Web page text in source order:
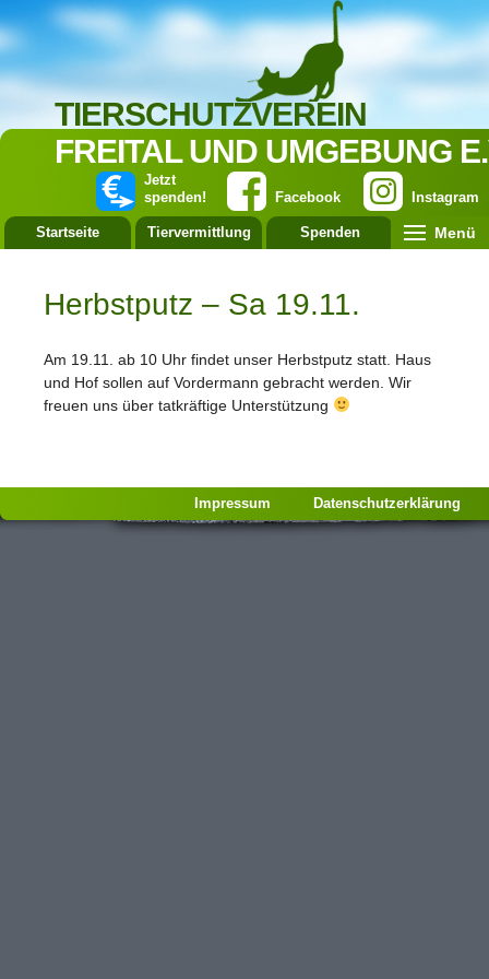
TIERSCHUTZVEREIN
FREITAL UND UMGEBUNG
Instagram
Facebook
Jetzt
spenden!
Startseite Tiervermittlung Spenden Menü
Herbstputz – Sa 19.11.
Am 19.11. ab 10 Uhr findet unser Herbstputz statt. Haus
und Hof sollen auf Vordermann gebracht werden. Wir
freuen uns über tatkräftige Unterstützung
Impressum Datenschutzerklärung